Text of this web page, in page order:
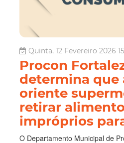
Quinta, 12 Fevereiro 2026
Procon
determina que
oriente
retirar
impróprios
O Departamento Municipal de